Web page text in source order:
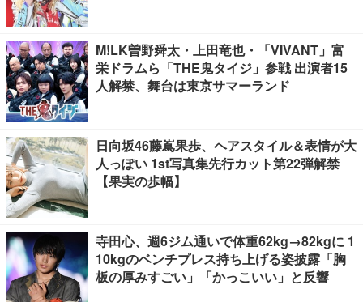
M!LK曽野舜太・上田竜也・「VIVANT」富
栄ドラムら「THE鬼タイジ」参戦 出演者15
人解禁、舞台は東京サマーランド
日向坂46藤嶌果歩、ヘアスタイル＆表情が大
人っぽい 1st写真集先行カット第22弾解禁
【果実の歩幅】
寺田心、週6ジム通いで体重62kg→82kgに 1
10kgのベンチプレス持ち上げる姿披露「胸
板の厚みすごい」「かっこいい」と反響